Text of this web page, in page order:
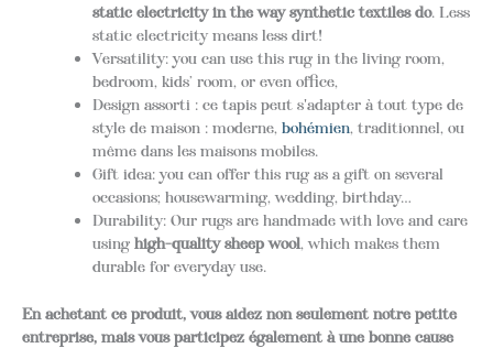
static electricity in the way synthetic textiles do. Less
static electricity means less dirt!
Versatility: you can use this rug in the living room,
bedroom, kids’ room, or even office,
Design assorti : ce tapis peut s'adapter à tout type de
style de maison : moderne, bohémien, traditionnel, ou
même dans les maisons mobiles.
Gift idea: you can offer this rug as a gift on several
occasions; housewarming, wedding, birthday…
Durability: Our rugs are handmade with love and care
using high-quality sheep wool, which makes them
durable for everyday use.
En achetant ce produit, vous aidez non seulement notre petite
entreprise, mais vous participez également à une bonne cause